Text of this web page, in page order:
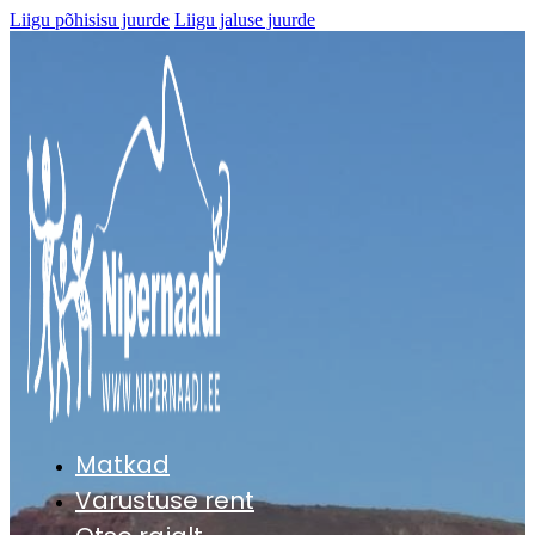
Liigu põhisisu juurde Liigu jaluse juurde
Matkad
Varustuse rent